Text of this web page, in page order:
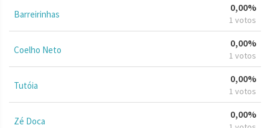
Barreirinhas
0,00%
1 votos
Coelho Neto
0,00%
1 votos
Tutóia
0,00%
1 votos
Zé Doca
0,00%